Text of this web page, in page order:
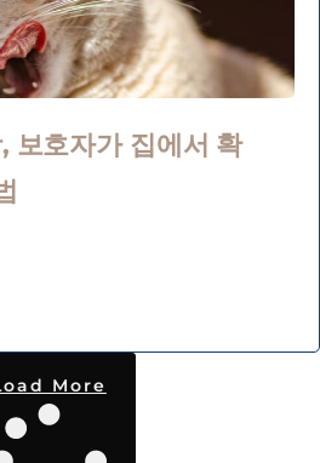
보호자가 집에서 확
More